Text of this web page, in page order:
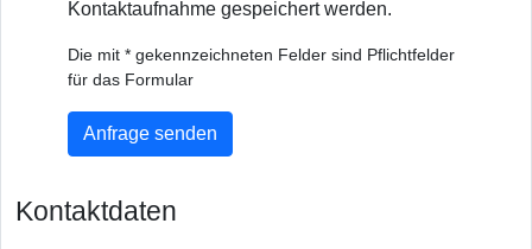
Kontaktaufnahme gespeichert werden.
Die mit * gekennzeichneten Felder sind Pflichtfelder
für das Formular
Anfrage senden
Kontaktdaten